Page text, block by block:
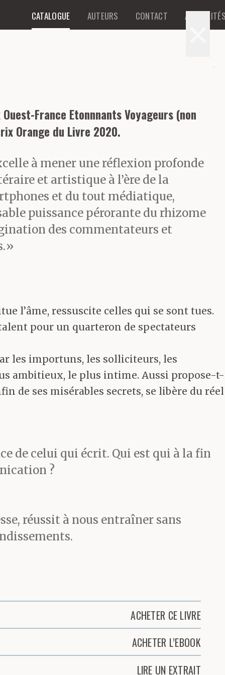
CATALOGUE AUTEURS CONTACT
France Etonnnants Voyageurs (non
Orange du Livre 2020.
à mener une réflexion profonde
et artistique à l’ère de la
et du tout médiatique,
puissance pérorante du rhizome
des commentateurs et
l’âme, ressuscite celles qui se sont tues.
pour un quarteron de spectateurs
les importuns, les solliciteurs, les
ambitieux, le plus intime. Aussi propose-t-
de ses misérables secrets, se libère du réel
de celui qui écrit. Qui est qui à la fin
?
réussit à nous entraîner sans
ACHETER CE LIVRE
ACHETER L’EBOOK
LIRE UN EXTRAIT